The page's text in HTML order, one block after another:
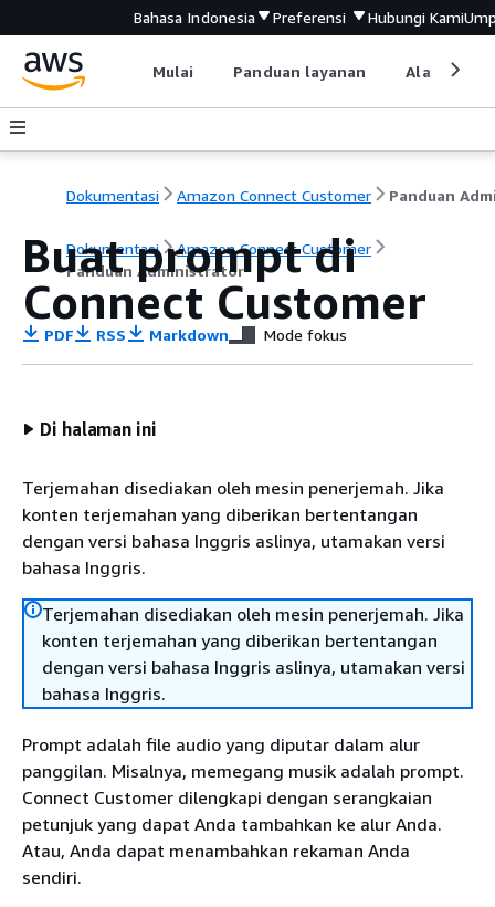
Bahasa Indonesia Preferensi Hubungi Kami
Mulai Panduan layanan Alat
Dokumentasi Amazon Connect Customer
Dokumentasi
Amazon Connect Customer
Panduan Administrator
Buat prompt di
Connect Customer
PDF RSS Markdown Mode fokus
Di halaman ini
Terjemahan disediakan oleh mesin penerjemah. Jika
konten terjemahan yang diberikan bertentangan
dengan versi bahasa Inggris aslinya, utamakan versi
bahasa Inggris.
Terjemahan disediakan oleh mesin penerjemah. Jika
konten terjemahan yang diberikan bertentangan
dengan versi bahasa Inggris aslinya, utamakan versi
bahasa Inggris.
Prompt adalah file audio yang diputar dalam alur
panggilan. Misalnya, memegang musik adalah prompt.
Connect Customer dilengkapi dengan serangkaian
petunjuk yang dapat Anda tambahkan ke alur Anda.
Atau, Anda dapat menambahkan rekaman Anda
sendiri.